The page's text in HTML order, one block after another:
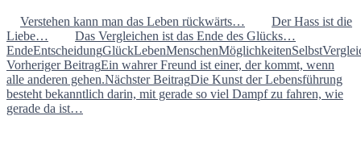
Verstehen kann man das Leben rückwärts…
Der Hass ist die
Liebe…
Das Vergleichen ist das Ende des Glücks…
EndeEntscheidungGlückLebenMenschenMöglichkeitenSelbst
Beitragsnavigation
Vorheriger BeitragEin wahrer Freund ist einer, der kommt, wenn
alle anderen gehen.Nächster BeitragDie Kunst der Lebensführung
besteht bekanntlich darin, mit gerade so viel Dampf zu fahren, wie
gerade da ist…